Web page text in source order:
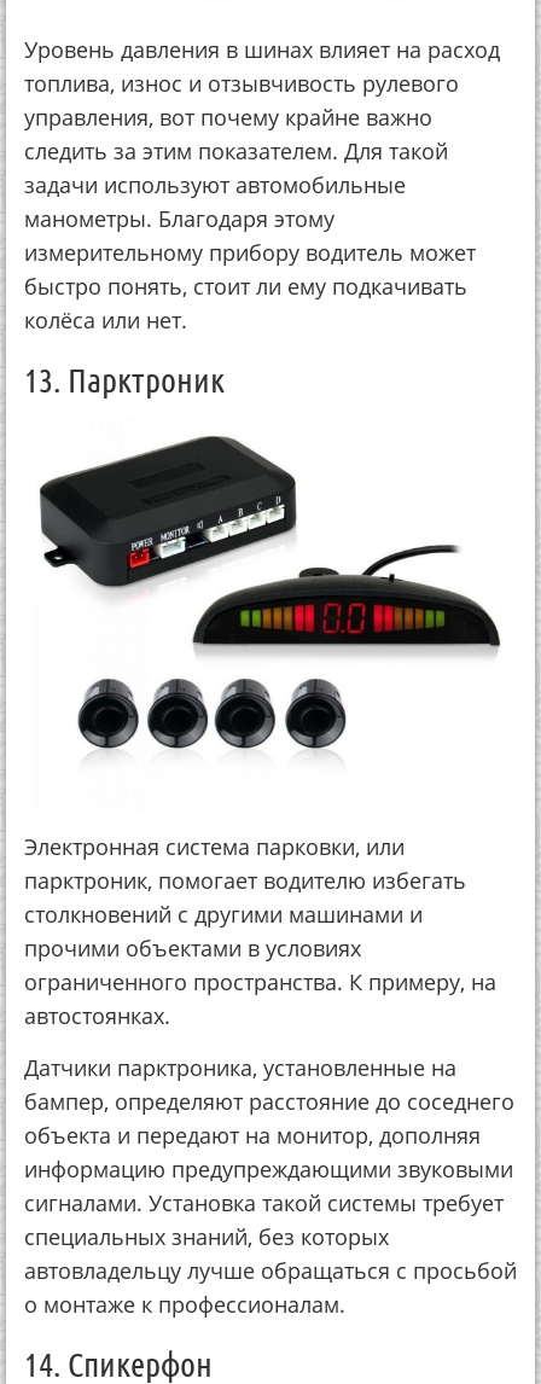
Уровень давления в шинах влияет на расход
топлива, износ и отзывчивость рулевого
управления, вот почему крайне важно
следить за этим показателем. Для такой
задачи используют автомобильные
манометры. Благодаря этому
измерительному прибору водитель может
быстро понять, стоит ли ему подкачивать
колёса или нет.
13. Парктроник
Электронная система парковки, или
парктроник, помогает водителю избегать
столкновений с другими машинами и
прочими объектами в условиях
ограниченного пространства. К примеру, на
автостоянках.
Датчики парктроника, установленные на
бампер, определяют расстояние до соседнего
объекта и передают на монитор, дополняя
информацию предупреждающими звуковыми
сигналами. Установка такой системы требует
специальных знаний, без которых
автовладельцу лучше обращаться с просьбой
о монтаже к профессионалам.
14. Cпикерфон